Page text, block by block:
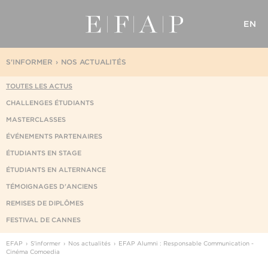
EN
NOS ACTUALITÉS
S'INFORMER
TOUTES LES ACTUS
CHALLENGES ÉTUDIANTS
MASTERCLASSES
ÉVÉNEMENTS PARTENAIRES
ÉTUDIANTS EN STAGE
ÉTUDIANTS EN ALTERNANCE
TÉMOIGNAGES D'ANCIENS
REMISES DE DIPLÔMES
FESTIVAL DE CANNES
EFAP S'informer Nos actualités
EFAP Alumni : Responsable Communication -
Cinéma Comoedia